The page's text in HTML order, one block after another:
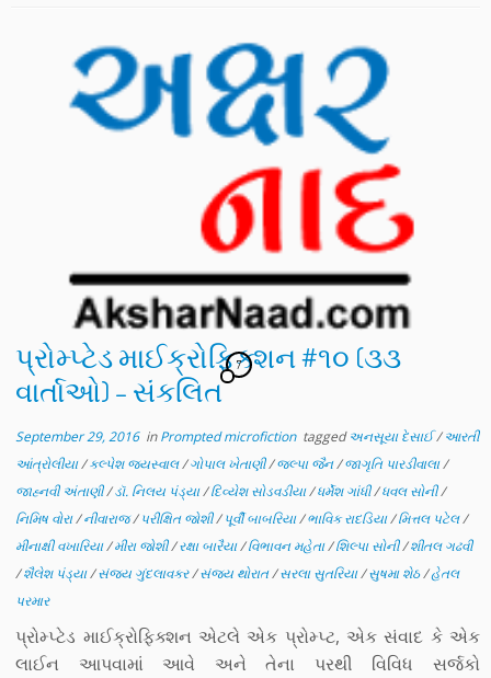
પ્રોમ્પ્ટેડ માઈક્રોફિક્શન #૧૦ (૩૩
વાર્તાઓ) – સંકલિત
7
September 29, 2016inPrompted microfiction taggedઅનસૂયા દેસાઈ/આરતી
આંત્રોલીયા/કલ્પેશ જયસ્વાલ/ગોપાલ ખેતાણી/જલ્પા જૈન/જાગૃતિ પારડીવાલા/
જાહ્નવી અંતાણી/ડૉ. નિલય પંડ્યા/દિવ્યેશ સોડવડીયા/ધર્મેશ ગાંધી/ધવલ સોની/
નિમિષ વોરા/નીવારાજ/પરીક્ષિત જોશી/પૂર્વી બાબરિયા/ભાવિક રાદડિયા/મિત્તલ પટેલ/
મીનાક્ષી વખારિયા/મીરા જોશી/રક્ષા બારૈયા/વિભાવન મહેતા/શિલ્પા સોની/શીતલ ગઢવી
/શૈલેશ પંડ્યા/સંજય ગુંદલાવકર/સંજય થોરાત/સરલા સુતરિયા/સુષમા શેઠ/હેતલ
પરમાર
પ્રોમ્પ્ટેડ માઈક્રોફિક્શન એટલે એક પ્રોમ્પ્ટ, એક સંવાદ કે એક
લાઈન આપવામાં આવે અને તેના પરથી વિવિધ સર્જકો